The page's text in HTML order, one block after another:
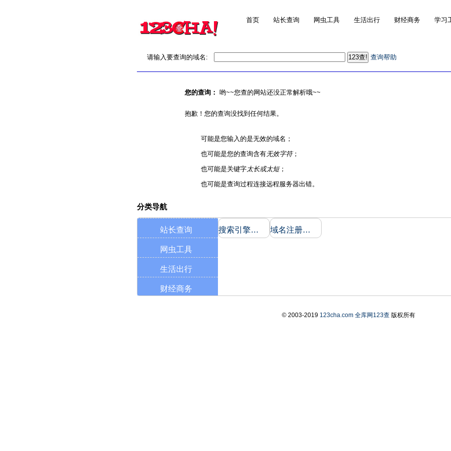
首页 站长查询 网虫工具 生活出行 财经商务 学习
请输入要查询的域名: 查询帮助
您的查询： 哟~~您查的网站还没正常解析哦~~
抱歉！您的查询没找到任何结果。
可能是您输入的是无效的域名；
也可能是您的查询含有无效字符；
也可能是关键字太长或太短；
也可能是查询过程连接远程服务器出错。
分类导航
站长查询
网虫工具
生活出行
财经商务
搜索引擎收录和反向链接 域名注册信息
© 2003-2019 123cha.com 全库网123查版权所有